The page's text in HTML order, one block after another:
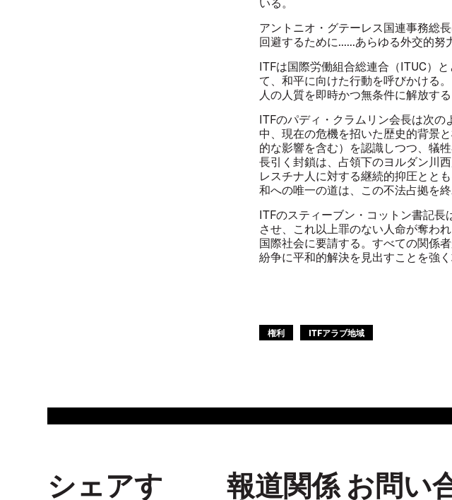
アントニオ・グテーレス国連事務総
回避するために......あらゆる外交的努
ITFは国際労働組合総連合（ITUC）
て、和平に向けた行動を呼びかける
人の人質を即時かつ無条件に解放する
ITFのパディ・クラムリン会長は次
中、現在の危機を招いた歴史的背景
的な影響を含む）を認識しつつ、犠
長引く封鎖は、占領下のヨルダン川
レスチナ人に対する継続的抑圧とと
和への唯一の道は、この不法占拠を
ITFのスティーブン・コットン書記
させ、これ以上罪のない人命が奪わ
国際社会に要請する。すべての関係
紛争に平和的解決を見出すことを強く
権利 ITFアラブ地域
シェアす 報道関係 お問い